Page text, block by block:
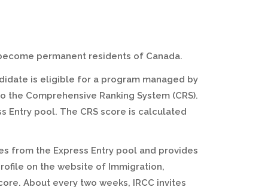
permanent residents of Canada.
is eligible for a program managed by
Comprehensive Ranking System (CRS).
Entry pool. The CRS score is calculated
from the Express Entry pool and provides
on the website of Immigration,
About every two weeks, IRCC invites